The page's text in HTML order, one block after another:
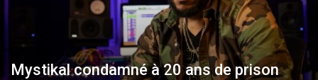
Mystikal condamné à 20 ans de prison